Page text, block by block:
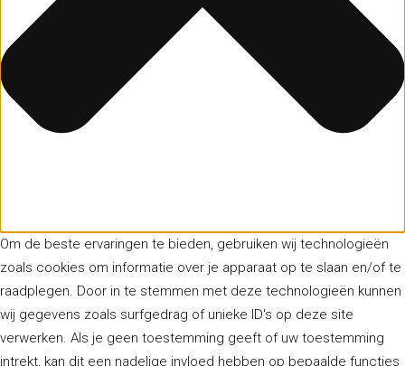
Om de beste ervaringen te bieden, gebruiken wij technologieën
zoals cookies om informatie over je apparaat op te slaan en/of te
raadplegen. Door in te stemmen met deze technologieën kunnen
wij gegevens zoals surfgedrag of unieke ID's op deze site
verwerken. Als je geen toestemming geeft of uw toestemming
intrekt, kan dit een nadelige invloed hebben op bepaalde functies